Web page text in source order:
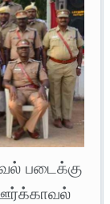
படைக்கு
ஊர்க்காவல்